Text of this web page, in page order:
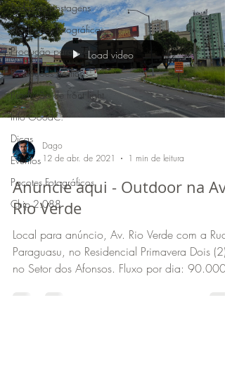
Todas as postagens
Produções fotográficas
Produção para web
Produções gráficas
Produção de front light
Info GoodC.
Dicas
Eventos
Pacotes Fotográficos
Chip 2.088
Load video
Dago
12 de abr. de 2021
1 min de leitura
Anuncie aqui - Outdoor na Av.
Rio Verde
Local para anúncio, Av. Rio Verde com a Rua
Paraguasu, no Residencial Primavera Dois (2),
no Setor dos Afonsos. Fluxo por dia: